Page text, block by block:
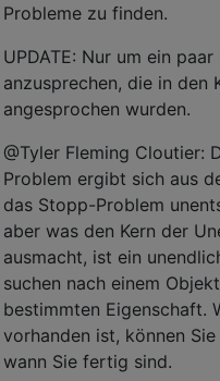
Probleme zu finden.
UPDATE: Nur um ein
anzusprechen, die in den
angesprochen wurden.
@Tyler Fleming Cloutier:
Problem ergibt sich aus
das Stopp-Problem
aber was den Kern der
ausmacht, ist ein
suchen nach einem
bestimmten Eigenschaft.
vorhanden ist, können
wann Sie fertig sind.